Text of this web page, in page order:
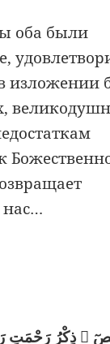
оба были
изложении
нас…
۞ ذِكْرُ رَحْمَتِ